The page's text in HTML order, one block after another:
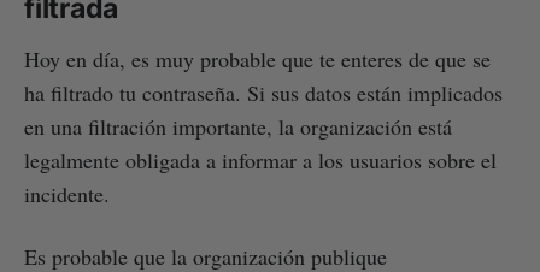
filtrada
Hoy en día, es muy probable que te enteres de que se
ha filtrado tu contraseña. Si sus datos están implicados
en una filtración importante, la organización está
legalmente obligada a informar a los usuarios sobre el
incidente.
Es probable que la organización publique